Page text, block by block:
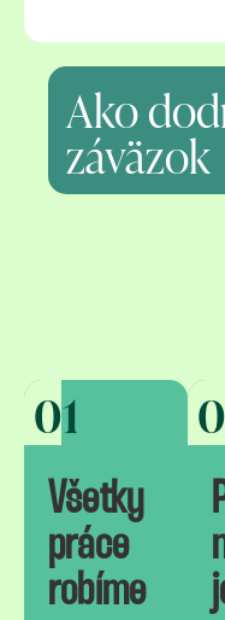
Ako
záväzok
01
Všetky
práce
robíme